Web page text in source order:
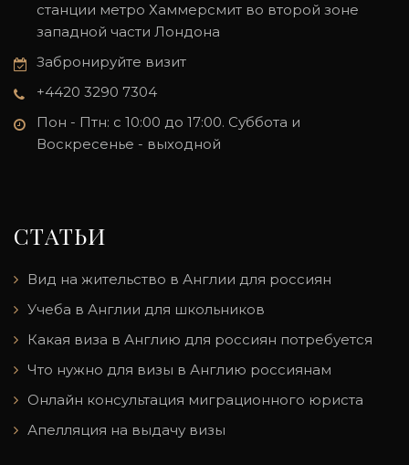
станции метро Хаммерсмит во второй зоне
западной части Лондона
Забронируйте визит
+4420 3290 7304
Пон - Птн: с 10:00 до 17:00. Суббота и
Воскресенье - выходной
СТАТЬИ
Вид на жительство в Англии для россиян
Учеба в Англии для школьников
Какая виза в Англию для россиян потребуется
Что нужно для визы в Англию россиянам
Онлайн консультация миграционного юриста
Апелляция на выдачу визы